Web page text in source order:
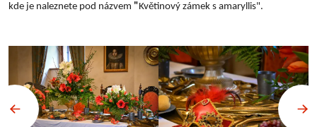
kde je naleznete pod názvem "Květinový zámek s amaryllis".